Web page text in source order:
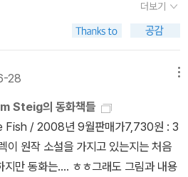
9-11은 24개월 이상 3-5세경에 많
★★우리엄마 어디 있어요?하양이
하
박한 이야기, 귀여운 그림체가 딱 여아
말은 하나의 농담에 불과하다. 하지만
다면 어떤 사람이건, 지역이건, 사건이
마치 전부인 양 대하는 경우가 너무도 많
고통받는 사람이 없는 사회였다면, 즉
않는 사회였다면 외모패권주의 같은
다. 가난 때문에, 학력 때문에, 지역 때
나 많은 사람에게 상처주고, 또 상처를
영남패권주의, 친박패권주의, 강남패
의에 실체가 있는가를 따지기보다 그런
아닌 마음을 만날 수 있어요. 괴물이나
습 아닌 속마음으로 마주할 적에는 그
. 우리가 누군가를 괴물이라고 느낀다
입니다. 내 마음속에 괴물만 가득하기
괴물이라는 넋이 되었기에, 다른 괴물
는 내가 괴물이나 공룡처럼 되고 싶다
룡 그림책을 찾는 셈이요, 괴물 그림책
달래기도 합니다. 덩치가 크다거나 생
더보기
28
Steig의 동화책들
/ 2008년 9월판매가7,730원 : 3
원작 소설을 가지고 있는지는 처음
지만 동화는.... ㅎㅎ그래도 그림과 내용